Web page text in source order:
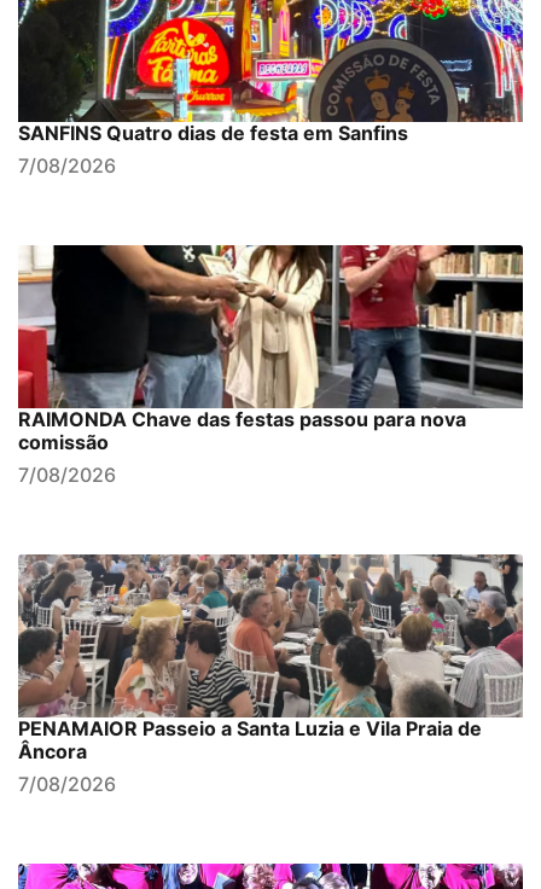
SANFINS Quatro dias de festa em Sanfins
7/08/2026
RAIMONDA Chave das festas passou para nova
comissão
7/08/2026
PENAMAIOR Passeio a Santa Luzia e Vila Praia de
Âncora
7/08/2026